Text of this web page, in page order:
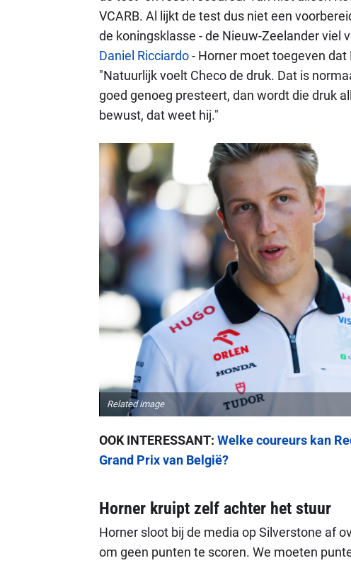
VCARB. Al lijkt de test dus niet een
de koningsklasse - de Nieuw-Zeelander viel
Daniel Ricciardo- Horner moet toegeven dat
"Natuurlijk voelt Checo de druk. Dat is
goed genoeg presteert, dan wordt die druk
bewust, dat weet hij."
Related image
OOK INTERESSANT: Welke coureurs kan
Grand Prix van België?
Horner kruipt zelf achter het stuur
Horner sloot bij de media op Silverstone af
om geen punten te scoren. We moeten